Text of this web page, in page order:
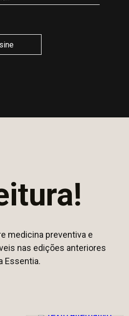
medicina preventiva e
nas edições anteriores
Essentia.